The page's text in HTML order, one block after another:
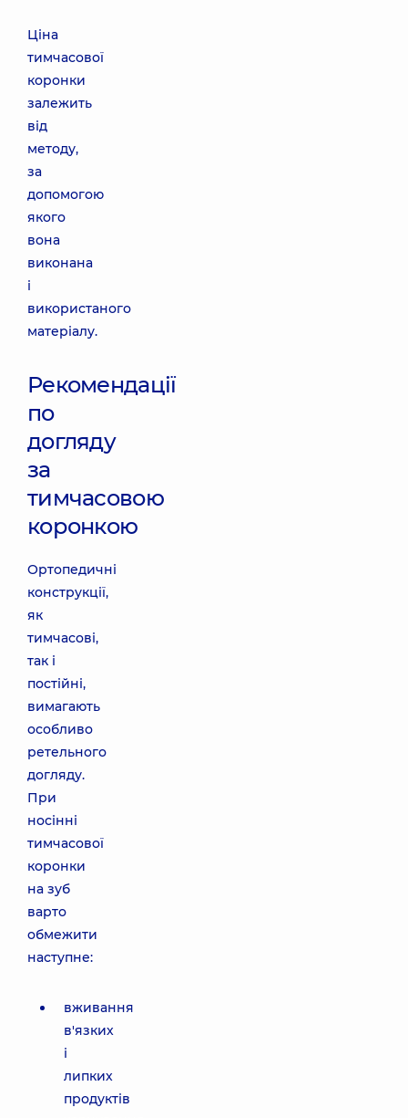
Ціна
тимчасової
коронки
залежить
від
методу,
за
допомогою
якого
вона
виконана
і
використаного
матеріалу.
Рекомендації
по
догляду
за
тимчасовою
коронкою
Ортопедичні
конструкції,
як
тимчасові,
так і
постійні,
вимагають
особливо
ретельного
догляду.
При
носінні
тимчасової
коронки
на зуб
варто
обмежити
наступне:
вживання
в'язких
і
липких
продуктів